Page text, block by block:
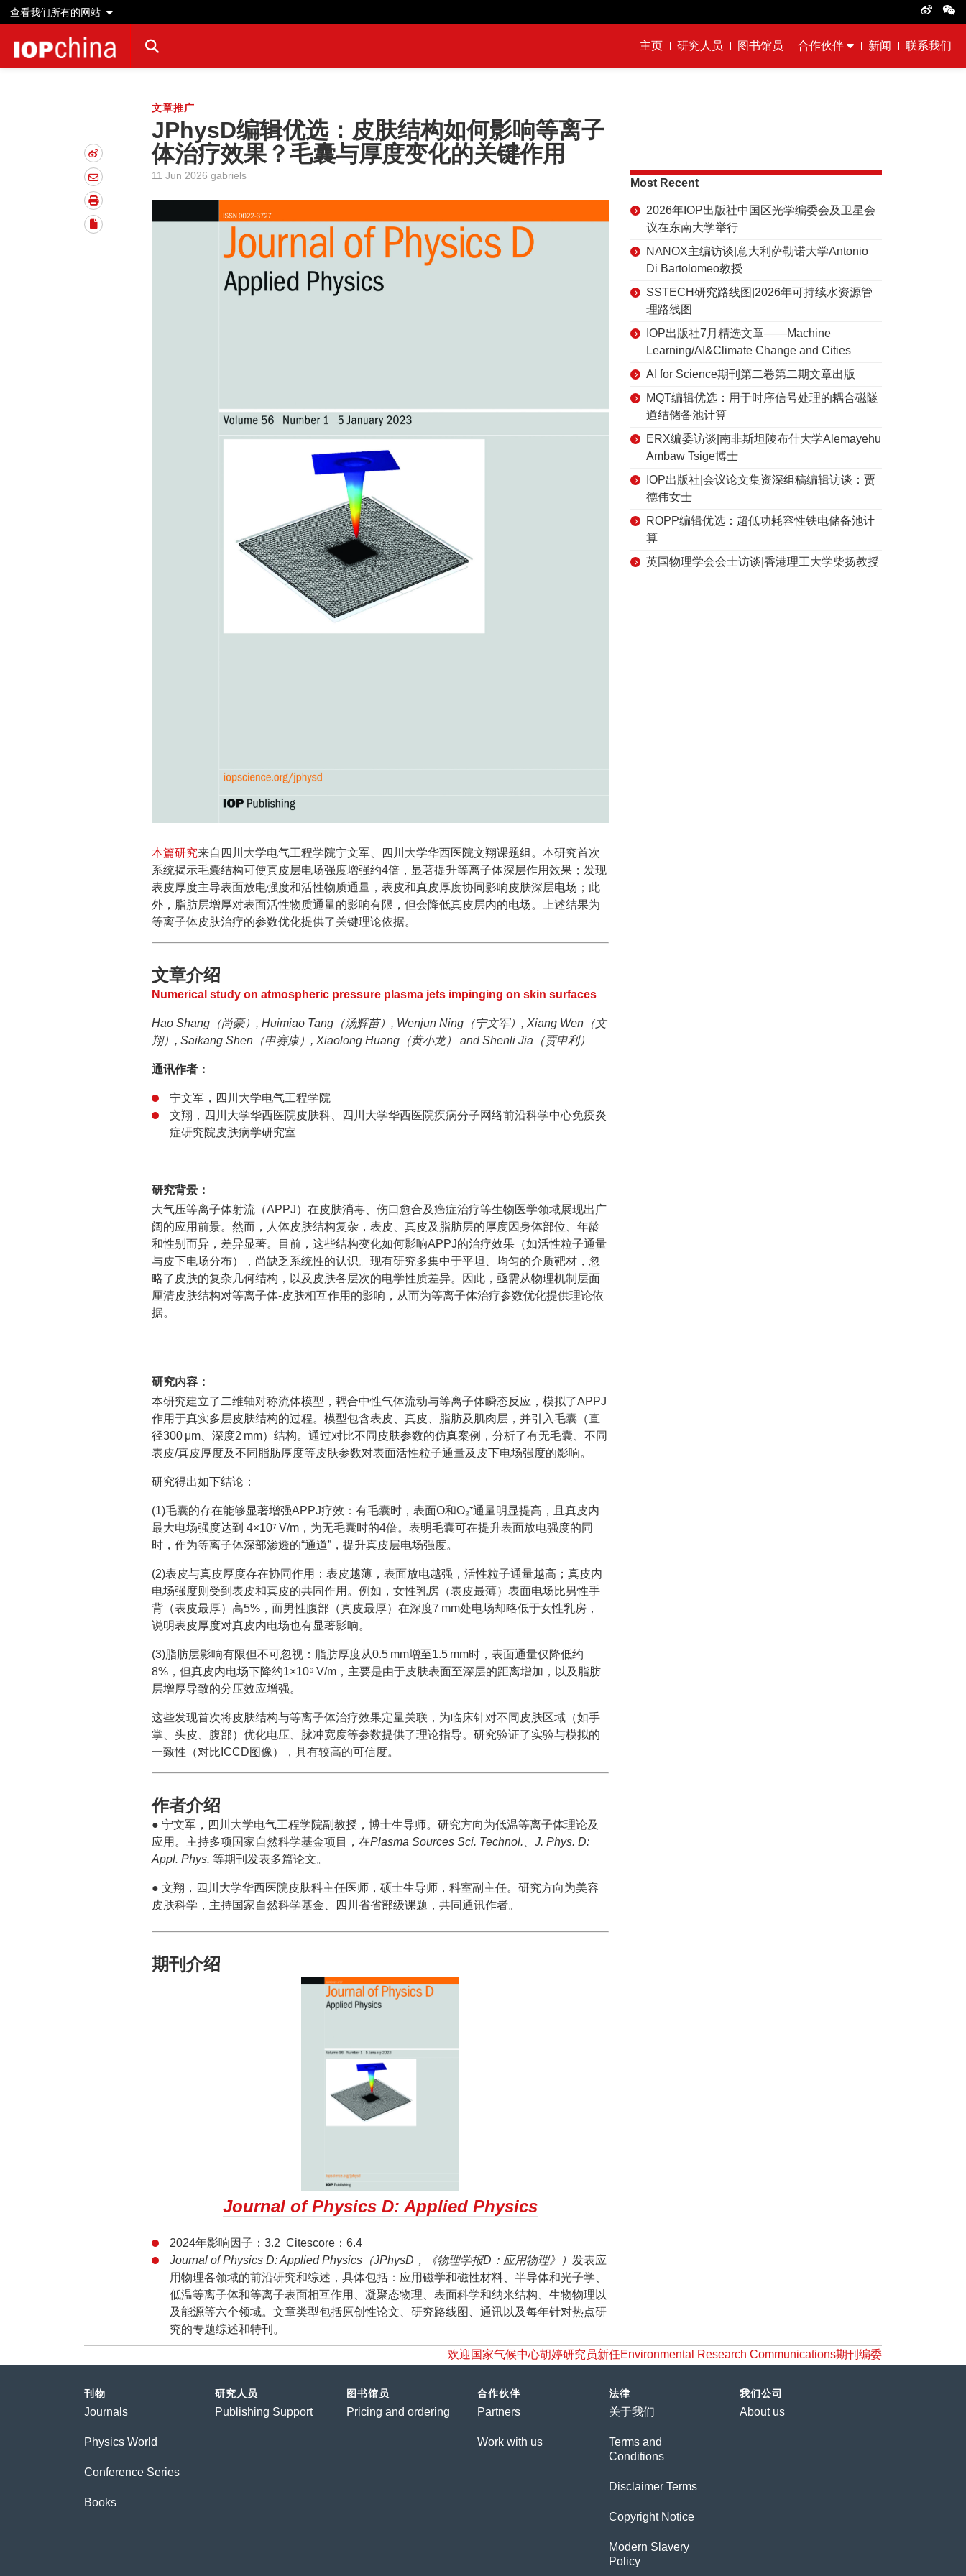
查看我们所有的网站
主页 研究人员 图书馆员 合作伙伴 新闻 联系我们
文章推广
JPhysD编辑优选：皮肤结构如何影响等离子
体治疗效果？毛囊与厚度变化的关键作用
11 Jun 2026 gabriels
本篇研究来自四川大学电气工程学院宁文军、四川大学华西医院文翔课题组。本研究首次
系统揭示毛囊结构可使真皮层电场强度增强约4倍，显著提升等离子体深层作用效果；发现
表皮厚度主导表面放电强度和活性物质通量，表皮和真皮厚度协同影响皮肤深层电场；此
外，脂肪层增厚对表面活性物质通量的影响有限，但会降低真皮层内的电场。上述结果为
等离子体皮肤治疗的参数优化提供了关键理论依据。
文章介绍
Numerical study on atmospheric pressure plasma jets impinging on skin surfaces
Hao Shang（尚豪）, Huimiao Tang（汤辉苗）, Wenjun Ning（宁文军）, Xiang Wen（文
翔）, Saikang Shen（申赛康）, Xiaolong Huang（黄小龙） and Shenli Jia（贾申利）
通讯作者：
宁文军，四川大学电气工程学院
文翔，四川大学华西医院皮肤科、四川大学华西医院疾病分子网络前沿科学中心免疫炎
症研究院皮肤病学研究室
研究背景：
大气压等离子体射流（APPJ）在皮肤消毒、伤口愈合及癌症治疗等生物医学领域展现出广
阔的应用前景。然而，人体皮肤结构复杂，表皮、真皮及脂肪层的厚度因身体部位、年龄
和性别而异，差异显著。目前，这些结构变化如何影响APPJ的治疗效果（如活性粒子通量
与皮下电场分布），尚缺乏系统性的认识。现有研究多集中于平坦、均匀的介质靶材，忽
略了皮肤的复杂几何结构，以及皮肤各层次的电学性质差异。因此，亟需从物理机制层面
厘清皮肤结构对等离子体-皮肤相互作用的影响，从而为等离子体治疗参数优化提供理论依
据。
研究内容：
本研究建立了二维轴对称流体模型，耦合中性气体流动与等离子体瞬态反应，模拟了APPJ
作用于真实多层皮肤结构的过程。模型包含表皮、真皮、脂肪及肌肉层，并引入毛囊（直
径300 μm、深度2 mm）结构。通过对比不同皮肤参数的仿真案例，分析了有无毛囊、不同
表皮/真皮厚度及不同脂肪厚度等皮肤参数对表面活性粒子通量及皮下电场强度的影响。
研究得出如下结论：
(1)毛囊的存在能够显著增强APPJ疗效：有毛囊时，表面O和O₂⁺通量明显提高，且真皮内
最大电场强度达到 4×10⁷ V/m，为无毛囊时的4倍。表明毛囊可在提升表面放电强度的同
时，作为等离子体深部渗透的“通道”，提升真皮层电场强度。
(2)表皮与真皮厚度存在协同作用：表皮越薄，表面放电越强，活性粒子通量越高；真皮内
电场强度则受到表皮和真皮的共同作用。例如，女性乳房（表皮最薄）表面电场比男性手
背（表皮最厚）高5%，而男性腹部（真皮最厚）在深度7 mm处电场却略低于女性乳房，
说明表皮厚度对真皮内电场也有显著影响。
(3)脂肪层影响有限但不可忽视：脂肪厚度从0.5 mm增至1.5 mm时，表面通量仅降低约
8%，但真皮内电场下降约1×10⁶ V/m，主要是由于皮肤表面至深层的距离增加，以及脂肪
层增厚导致的分压效应增强。
这些发现首次将皮肤结构与等离子体治疗效果定量关联，为临床针对不同皮肤区域（如手
掌、头皮、腹部）优化电压、脉冲宽度等参数提供了理论指导。研究验证了实验与模拟的
一致性（对比ICCD图像），具有较高的可信度。
作者介绍
● 宁文军，四川大学电气工程学院副教授，博士生导师。研究方向为低温等离子体理论及
应用。主持多项国家自然科学基金项目，在Plasma Sources Sci. Technol.、J. Phys. D:
Appl. Phys. 等期刊发表多篇论文。
● 文翔，四川大学华西医院皮肤科主任医师，硕士生导师，科室副主任。研究方向为美容
皮肤科学，主持国家自然科学基金、四川省省部级课题，共同通讯作者。
期刊介绍
Journal of Physics D: Applied Physics
2024年影响因子：3.2 Citescore：6.4
Journal of Physics D: Applied Physics（JPhysD，《物理学报D：应用物理》） 发表应
用物理各领域的前沿研究和综述，具体包括：应用磁学和磁性材料、半导体和光子学、
低温等离子体和等离子表面相互作用、凝聚态物理、表面科学和纳米结构、生物物理以
及能源等六个领域。文章类型包括原创性论文、研究路线图、通讯以及每年针对热点研
究的专题综述和特刊。
Most Recent
2026年IOP出版社中国区光学编委会及卫星会
议在东南大学举行
NANOX主编访谈|意大利萨勒诺大学Antonio
Di Bartolomeo教授
SSTECH研究路线图|2026年可持续水资源管
理路线图
IOP出版社7月精选文章——Machine
Learning/AI&Climate Change and Cities
AI for Science期刊第二卷第二期文章出版
MQT编辑优选：用于时序信号处理的耦合磁隧
道结储备池计算
ERX编委访谈|南非斯坦陵布什大学Alemayehu
Ambaw Tsige博士
IOP出版社|会议论文集资深组稿编辑访谈：贾
德伟女士
ROPP编辑优选：超低功耗容性铁电储备池计
算
英国物理学会会士访谈|香港理工大学柴扬教授
欢迎国家气候中心胡婷研究员新任Environmental Research Communications期刊编委
刊物
Journals
Physics World
Conference Series
Books
研究人员
Publishing Support
图书馆员
Pricing and ordering
合作伙伴
Partners
Work with us
法律
关于我们
Terms and
Conditions
Disclaimer Terms
Copyright Notice
Modern Slavery
Policy
我们公司
About us